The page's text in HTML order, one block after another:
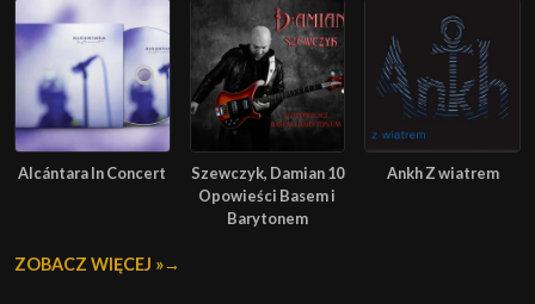
Alcántara In Concert
Szewczyk, Damian 10
Opowieści Basem i
Barytonem
Ankh Z wiatrem
ZOBACZ WIĘCEJ »